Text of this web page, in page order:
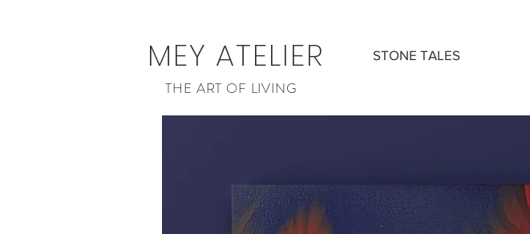
MEY ATELIER
THE ART OF LIVING
STONE TALES